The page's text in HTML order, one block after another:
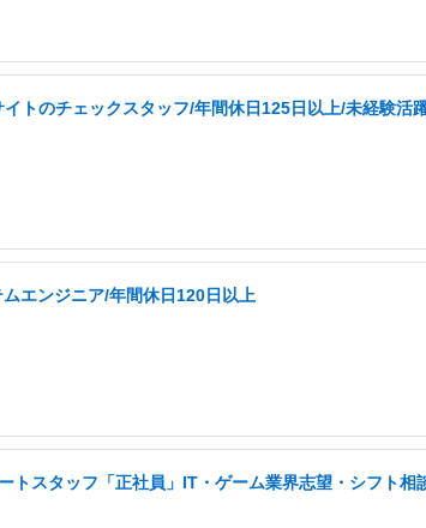
トのチェックスタッフ/年間休日125日以上/未経験活
エンジニア/年間休日120日以上
トスタッフ「正社員」IT・ゲーム業界志望・シフト相